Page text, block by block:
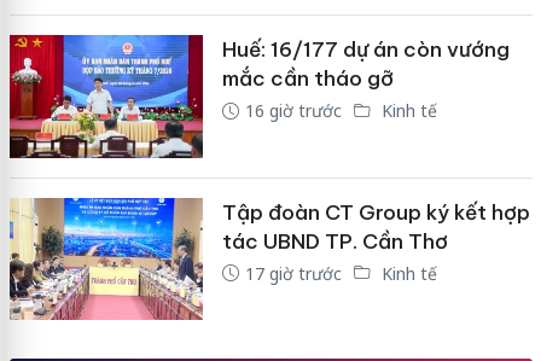
Huế: 16/177 dự án còn vướng
mắc cần tháo gỡ
16 giờ trước Kinh tế
Tập đoàn CT Group ký kết hợp
tác UBND TP. Cần Thơ
17 giờ trước Kinh tế